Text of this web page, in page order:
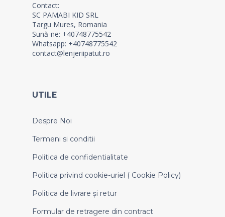
Contact:
SC PAMABI KID SRL
Targu Mures, Romania
Sună-ne: +40748775542
Whatsapp: +40748775542
contact@lenjeriipatut.ro
UTILE
Despre Noi
Termeni si conditii
Politica de confidentialitate
Politica privind cookie-uriel ( Cookie Policy)
Politica de livrare și retur
Formular de retragere din contract